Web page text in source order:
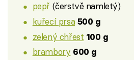
pepř (čerstvě namletý)
kuřecí prsa 500 g
zelený chřest 100 g
brambory 600 g